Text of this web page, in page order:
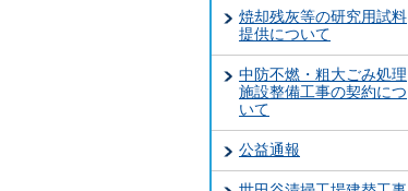
焼却残灰等の研究用試料
提供について
中防不燃・粗大ごみ処理
施設整備工事の契約につ
いて
公益通報